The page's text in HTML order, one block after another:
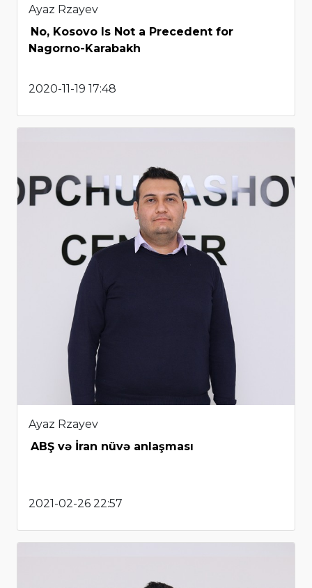
Ayaz Rzayev
No, Kosovo Is Not a Precedent for
Nagorno-Karabakh
2020-11-19 17:48
Ayaz Rzayev
ABŞ və İran nüvə anlaşması
2021-02-26 22:57